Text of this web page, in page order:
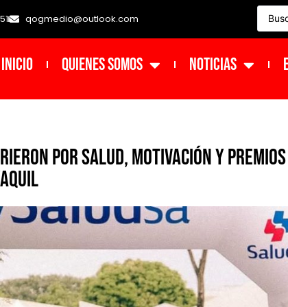
qogmedio@outlook.com
INICIO Quienes Somos NOTICIAS
por salud, motivación y